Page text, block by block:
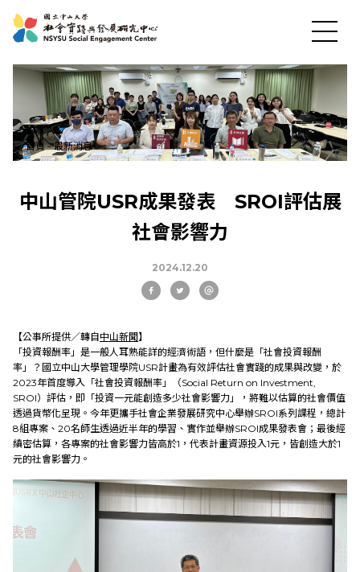
最新消息
關於中心
社會實踐
教育發展
研究成果
外部連結
EN
首頁 - 最新消息
中山管院USR成果發表 SROI評估展
社會影響力
2024.12.20
【公事所提供／轉自中山新聞 】
「投資報酬率」是一般人耳熟能詳的經濟術語，但什麼是「社會投資報酬
率」？國立中山大學管理學院USR計畫為有效評估社會實踐的成果與改變，於
2023年首度導入「社會投資報酬率」（Social Return on Investment,
SROI）評估，即「投資一元能創造多少社會影響力」，將難以估算的社會價值
透過貨幣化呈現。今年更攜手社會企業發展研究中心舉辦SROI系列課程，總計
8組專案、20名師生透過近半年的學習、實作並舉辦SROI成果發表會；最後經
縝密估算，各專案的社會影響力皆高於1，代表計畫資源投入1元，皆創造大於1
元的社會影響力。